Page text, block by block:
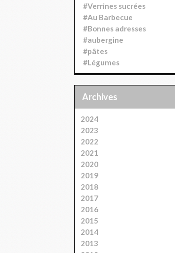
#Verrines sucrées
#Au Barbecue
#Bonnes adresses
#aubergine
#pâtes
#Légumes
Archives
2024
2023
2022
2021
2020
2019
2018
2017
2016
2015
2014
2013